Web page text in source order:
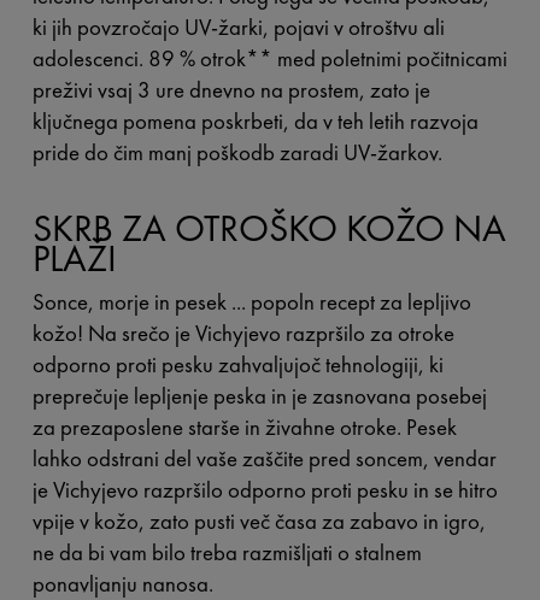
ki jih povzročajo UV-žarki, pojavi v otroštvu ali
adolescenci. 89 % otrok** med poletnimi počitnicami
preživi vsaj 3 ure dnevno na prostem, zato je
ključnega pomena poskrbeti, da v teh letih razvoja
pride do čim manj poškodb zaradi UV-žarkov.
SKRB ZA OTROŠKO KOŽO NA
PLAŽI
Sonce, morje in pesek ... popoln recept za lepljivo
kožo! Na srečo je Vichyjevo razpršilo za otroke
odporno proti pesku zahvaljujoč tehnologiji, ki
preprečuje lepljenje peska in je zasnovana posebej
za prezaposlene starše in živahne otroke. Pesek
lahko odstrani del vaše zaščite pred soncem, vendar
je Vichyjevo razpršilo odporno proti pesku in se hitro
vpije v kožo, zato pusti več časa za zabavo in igro,
ne da bi vam bilo treba razmišljati o stalnem
ponavljanju nanosa.